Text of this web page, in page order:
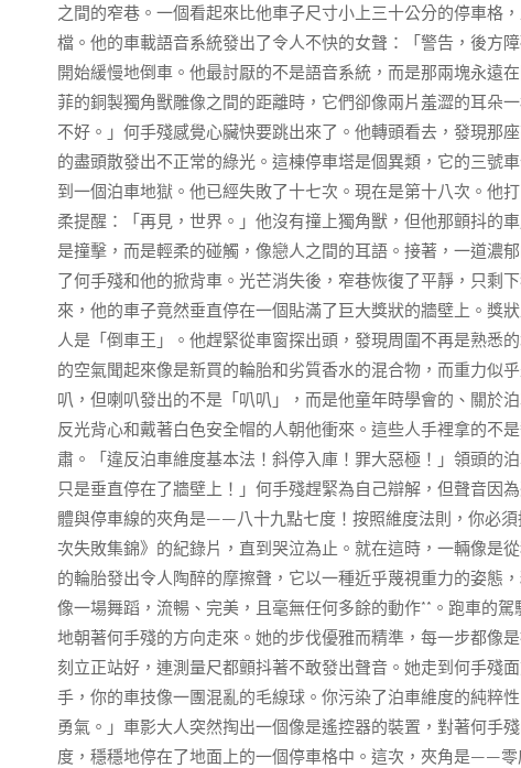
之間的窄巷。一個看起來比他車子尺寸小上三十公分的停車格
檔。他的車載語音系統發出了令人不快的女聲：「警告，後方
開始緩慢地倒車。他最討厭的不是語音系統，而是那兩塊永遠
菲的銅製獨角獸雕像之間的距離時，它們卻像兩片羞澀的耳朵
不好。」何手殘感覺心臟快要跳出來了。他轉頭看去，發現那
的盡頭散發出不正常的綠光。這棟停車塔是個異類，它的三號
到一個泊車地獄。他已經失敗了十七次。現在是第十八次。他
柔提醒：「再見，世界。」他沒有撞上獨角獸，但他那顫抖的
是撞擊，而是輕柔的碰觸，像戀人之間的耳語。接著，一道濃
了何手殘和他的掀背車。光芒消失後，窄巷恢復了平靜，只剩
來，他的車子竟然垂直停在一個貼滿了巨大獎狀的牆壁上。
人是「倒車王」。他趕緊從車窗探出頭，發現周圍不再是熟悉
的空氣聞起來像是新買的輪胎和劣質香水的混合物，而重力似
叭，但喇叭發出的不是「叭叭」，而是他童年時學會的、關於
反光背心和戴著白色安全帽的人朝他衝來。這些人手裡拿的不
肅。「違反泊車維度基本法！斜停入庫！罪大惡極！」領頭的
只是垂直停在了牆壁上！」何手殘趕緊為自己辯解，但聲音因
體與停車線的夾角是——八十九點七度！按照維度法則，你必
次失敗集錦》的紀錄片，直到哭泣為止。就在這時，一輛像是
的輪胎發出令人陶醉的摩擦聲，它以一種近乎蔑視重力的姿態
像一場舞蹈，流暢、完美，且毫無任何多餘的動作**。跑車的
地朝著何手殘的方向走來。她的步伐優雅而精準，每一步都像
刻立正站好，連測量尺都顫抖著不敢發出聲音。她走到何手殘
手，你的車技像一團混亂的毛線球。你污染了泊車維度的純
勇氣。」車影大人突然掏出一個像是遙控器的裝置，對著何手
度，穩穩地停在了地面上的一個停車格中。這次，夾角是——